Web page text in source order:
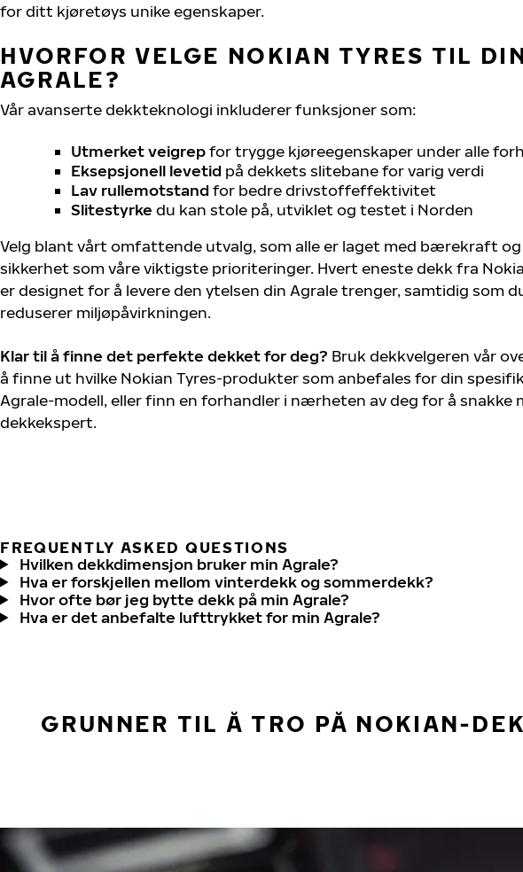
for ditt kjøretøys unike egenskaper.
HVORFOR VELGE NOKIAN TYRES TIL
AGRALE?
Vår avanserte dekkteknologi inkluderer funksjoner som:
Utmerket veigrepfor trygge kjøreegenskaper under alle
Eksepsjonell levetid på dekkets slitebane for varig verdi
Lav rullemotstand for bedre drivstoffeffektivitet
Slitestyrke du kan stole på, utviklet og testet i Norden
Velg blant vårt omfattende utvalg, som alle er laget med bærekraft og
sikkerhet som våre viktigste prioriteringer. Hvert eneste dekk fra
er designet for å levere den ytelsen din Agrale trenger, samtidig som
reduserer miljøpåvirkningen.
Klar til å finne det perfekte dekket for deg? Bruk dekkvelgeren vår
å finne ut hvilke Nokian Tyres-produkter som anbefales for din
Agrale-modell, eller finn en forhandler i nærheten av deg for å snakke
dekkekspert.
FREQUENTLY ASKED QUESTIONS
Hvilken dekkdimensjon bruker min Agrale?
Hva er forskjellen mellom vinterdekk og sommerdekk?
Hvor ofte bør jeg bytte dekk på min Agrale?
Hva er det anbefalte lufttrykket for min Agrale?
GRUNNER TIL Å TRO PÅ NOKIAN-